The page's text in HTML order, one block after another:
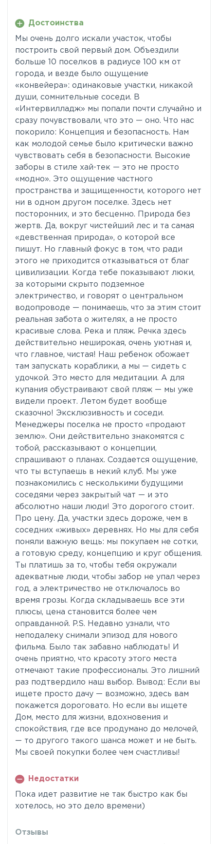
Достоинства
Мы очень долго искали участок, чтобы
построить свой первый дом. Объездили
больше 10 поселков в радиусе 100 км от
города, и везде было ощущение
«конвейера»: одинаковые участки, никакой
души, сомнительные соседи. В
«Интервилладж» мы попали почти случайно и
сразу почувствовали, что это — оно. Что нас
покорило: Концепция и безопасность. Нам
как молодой семье было критически важно
чувствовать себя в безопасности. Высокие
заборы в стиле хай-тек — это не просто
«модно». Это ощущение частного
пространства и защищенности, которого нет
ни в одном другом поселке. Здесь нет
посторонних, и это бесценно. Природа без
жертв. Да, вокруг чистейший лес и та самая
«девственная природа», о которой все
пишут. Но главный фокус в том, что ради
этого не приходится отказываться от благ
цивилизации. Когда тебе показывают люки,
за которыми скрыто подземное
электричество, и говорят о центральном
водопроводе — понимаешь, что за этим стоит
реальная забота о жителях, а не просто
красивые слова. Река и пляж. Речка здесь
действительно неширокая, очень уютная и,
что главное, чистая! Наш ребенок обожает
там запускать кораблики, а мы — сидеть с
удочкой. Это место для медитации. А для
купания обустраивают свой пляж — мы уже
видели проект. Летом будет вообще
сказочно! Эксклюзивность и соседи.
Менеджеры поселка не просто «продают
землю». Они действительно знакомятся с
тобой, рассказывают о концепции,
спрашивают о планах. Создается ощущение,
что ты вступаешь в некий клуб. Мы уже
познакомились с несколькими будущими
соседями через закрытый чат — и это
абсолютно наши люди! Это дорогого стоит.
Про цену. Да, участки здесь дороже, чем в
соседних «живых» деревнях. Но мы для себя
поняли важную вещь: мы покупаем не сотки,
а готовую среду, концепцию и круг общения.
Ты платишь за то, чтобы тебя окружали
адекватные люди, чтобы забор не упал через
год, а электричество не отключалось во
время грозы. Когда складываешь все эти
плюсы, цена становится более чем
оправданной. P.S. Недавно узнали, что
неподалеку снимали эпизод для нового
фильма. Было так забавно наблюдать! И
очень приятно, что красоту этого места
отмечают такие профессионалы. Это лишний
раз подтвердило наш выбор. Вывод: Если вы
ищете просто дачу — возможно, здесь вам
покажется дороговато. Но если вы ищете
Дом, место для жизни, вдохновения и
спокойствия, где все продумано до мелочей,
— то другого такого шанса может и не быть.
Мы своей покупки более чем счастливы!
Недостатки
Пока идет развитие не так быстро как бы
хотелось, но это дело времени)
Отзывы